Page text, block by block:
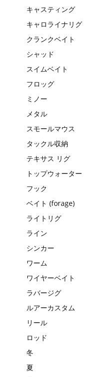
キャスティング
キャロライナリグ
クランクベイト
シャッド
スイムベイト
フロッグ
ミノー
メタル
スモールマウス
タックル収納
テキサス リグ
トップウォーター
フック
ベイト (forage)
ライトリグ
ライン
シンカー
ワーム
ワイヤーベイト
ラバージグ
ルアーカスタム
リール
ロッド
冬
夏